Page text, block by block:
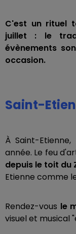
C'est un rituel
juillet : le
évènements
occasion.
Saint-
À Saint-
année. Le feu
depuis le toit du
Etienne comme
Rendez-vous le
visuel et musical